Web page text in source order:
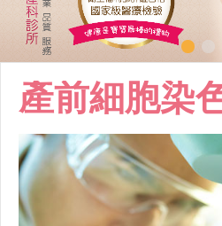
產前細胞染